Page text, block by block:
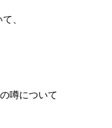
、
噂について